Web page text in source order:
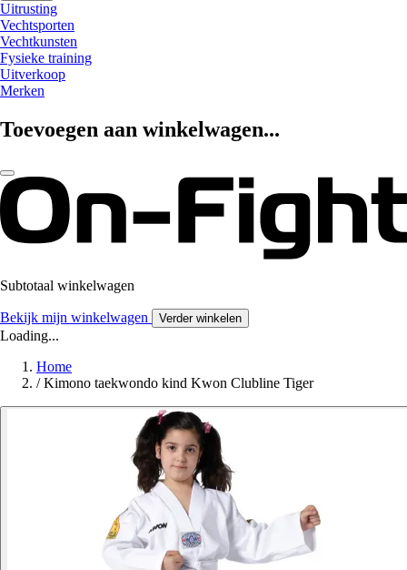
Uitrusting
Vechtsporten
Vechtkunsten
Fysieke training
Uitverkoop
Merken
Toevoegen aan winkelwagen...
Subtotaal winkelwagen
Bekijk mijn winkelwagen Verder winkelen
Loading...
Home
/ Kimono taekwondo kind Kwon Clubline Tiger